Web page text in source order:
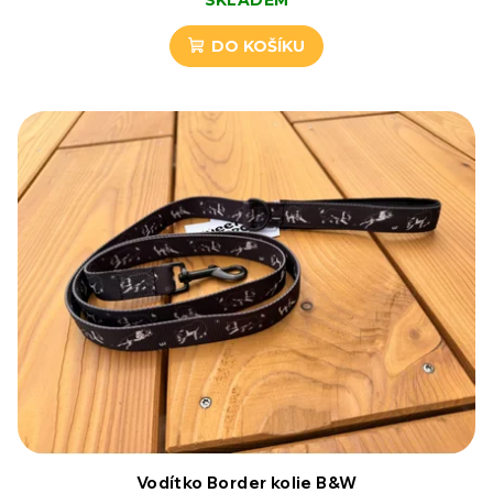
DO KOŠÍKU
Vodítko Border kolie B&W